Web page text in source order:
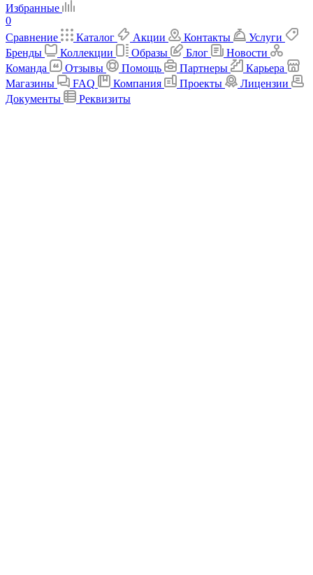
Избранные
0
Сравнение
Каталог Акции Контакты
Услуги
Бренды
Коллекции Образы Блог
Новости
Команда
Отзывы Помощь Партнеры
Карьера
Магазины
FAQ Компания Проекты
Лицензии
Документы
Реквизиты